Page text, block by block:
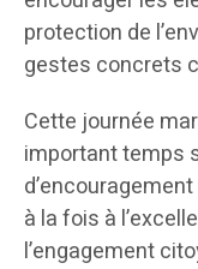
protection de
gestes concrets
Cette journée
important temps
à la fois à
l’engagement